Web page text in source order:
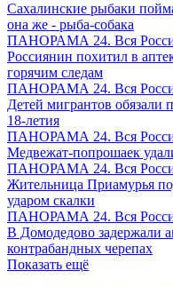
Сахалинские рыбаки
она же - рыба-собака
ПАНОРАМА 24. Вся
Россиянин похитил в
горячим следам
ПАНОРАМА 24. Вся
Детей мигрантов обязали
18-летия
ПАНОРАМА 24. Вся
Медвежат-попрошаек
ПАНОРАМА 24. Вся
Жительница Приамурья
ударом скалки
ПАНОРАМА 24. Вся
В Домодедово задержали
контрабандных черепах
Показать ещё